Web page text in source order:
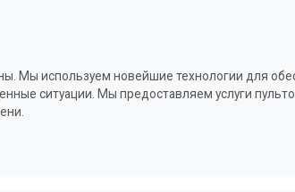
Мы используем новейшие технологии для
ситуации. Мы предоставляем услуги